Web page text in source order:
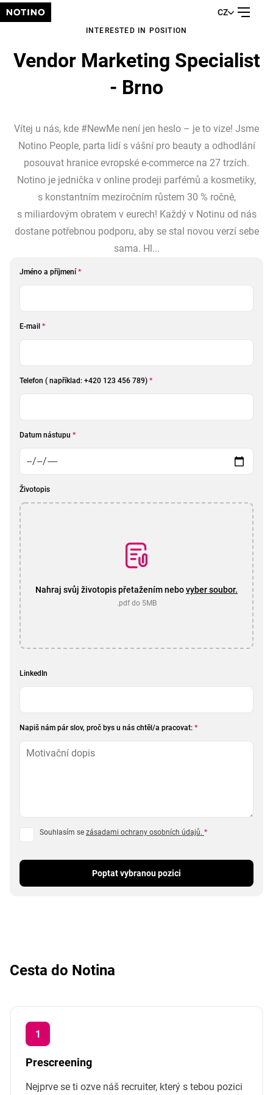
CZ
INTERESTED IN POSITION
Vendor Marketing Specialist
- Brno
Vítej u nás, kde #NewMe není jen heslo – je to vize! Jsme
Notino People, parta lidí s vášní pro beauty a odhodlání
posouvat hranice evropské e-commerce na 27 trzích.
Notino je jednička v online prodeji parfémů a kosmetiky,
s konstantním meziročním růstem 30 % ročně,
s miliardovým obratem v eurech! Každý v Notinu od nás
dostane potřebnou podporu, aby se stal novou verzí sebe
sama. Hl...
Jméno a příjmení *
E-mail *
Telefon ( například: +420 123 456 789) *
Datum nástupu *
Životopis
Nahraj svůj životopis přetažením nebovyber soubor.
.pdf do 5MB
LinkedIn
Napiš nám pár slov, proč bys u nás chtěl/a pracovat: *
Souhlasím se zásadami ochrany osobních údajů. *
Poptat vybranou pozici
Cesta do Notina
Prescreening
Nejprve se ti ozve náš recruiter, který s tebou pozici